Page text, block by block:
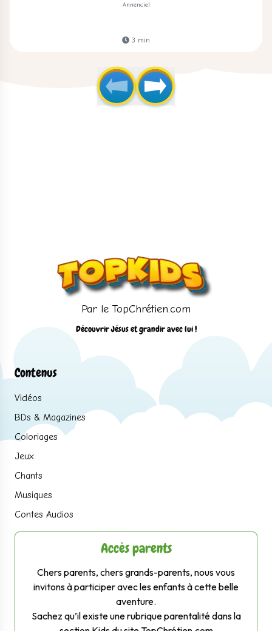
Annenciel
3 min
Par le TopChrétien.com
Découvrir Jésus et grandir avec lui !
Contenus
Vidéos
BDs & Magazines
Coloriages
Jeux
Chants
Musiques
Contes Audios
Accès parents
Chers parents, chers grands-parents, nous vous
invitons à participer avec les enfants à cette belle
aventure.
Sachez qu’il existe une rubrique parentalité dans la